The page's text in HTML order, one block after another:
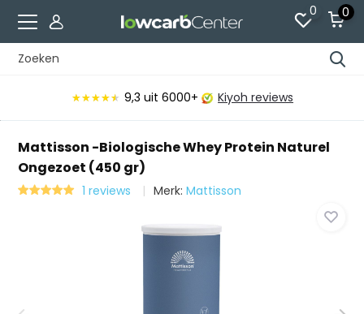
0 0
★★★★★
★★★★★ 9,3 uit 6000+ Kiyoh reviews
Mattisson -Biologische Whey Protein Naturel
Ongezoet (450 gr)
1 reviews Merk:Mattisson